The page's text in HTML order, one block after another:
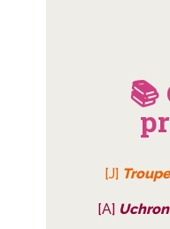
📚
[J]
[A]